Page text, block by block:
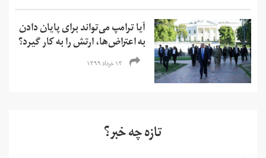
آیا ترامپ می‌تواند برای پایان دادن
به اعتراض‌ها، ارتش را به کار گیرد؟
۱۳ خرداد ۱۳۹۹
تازه چه خبر؟